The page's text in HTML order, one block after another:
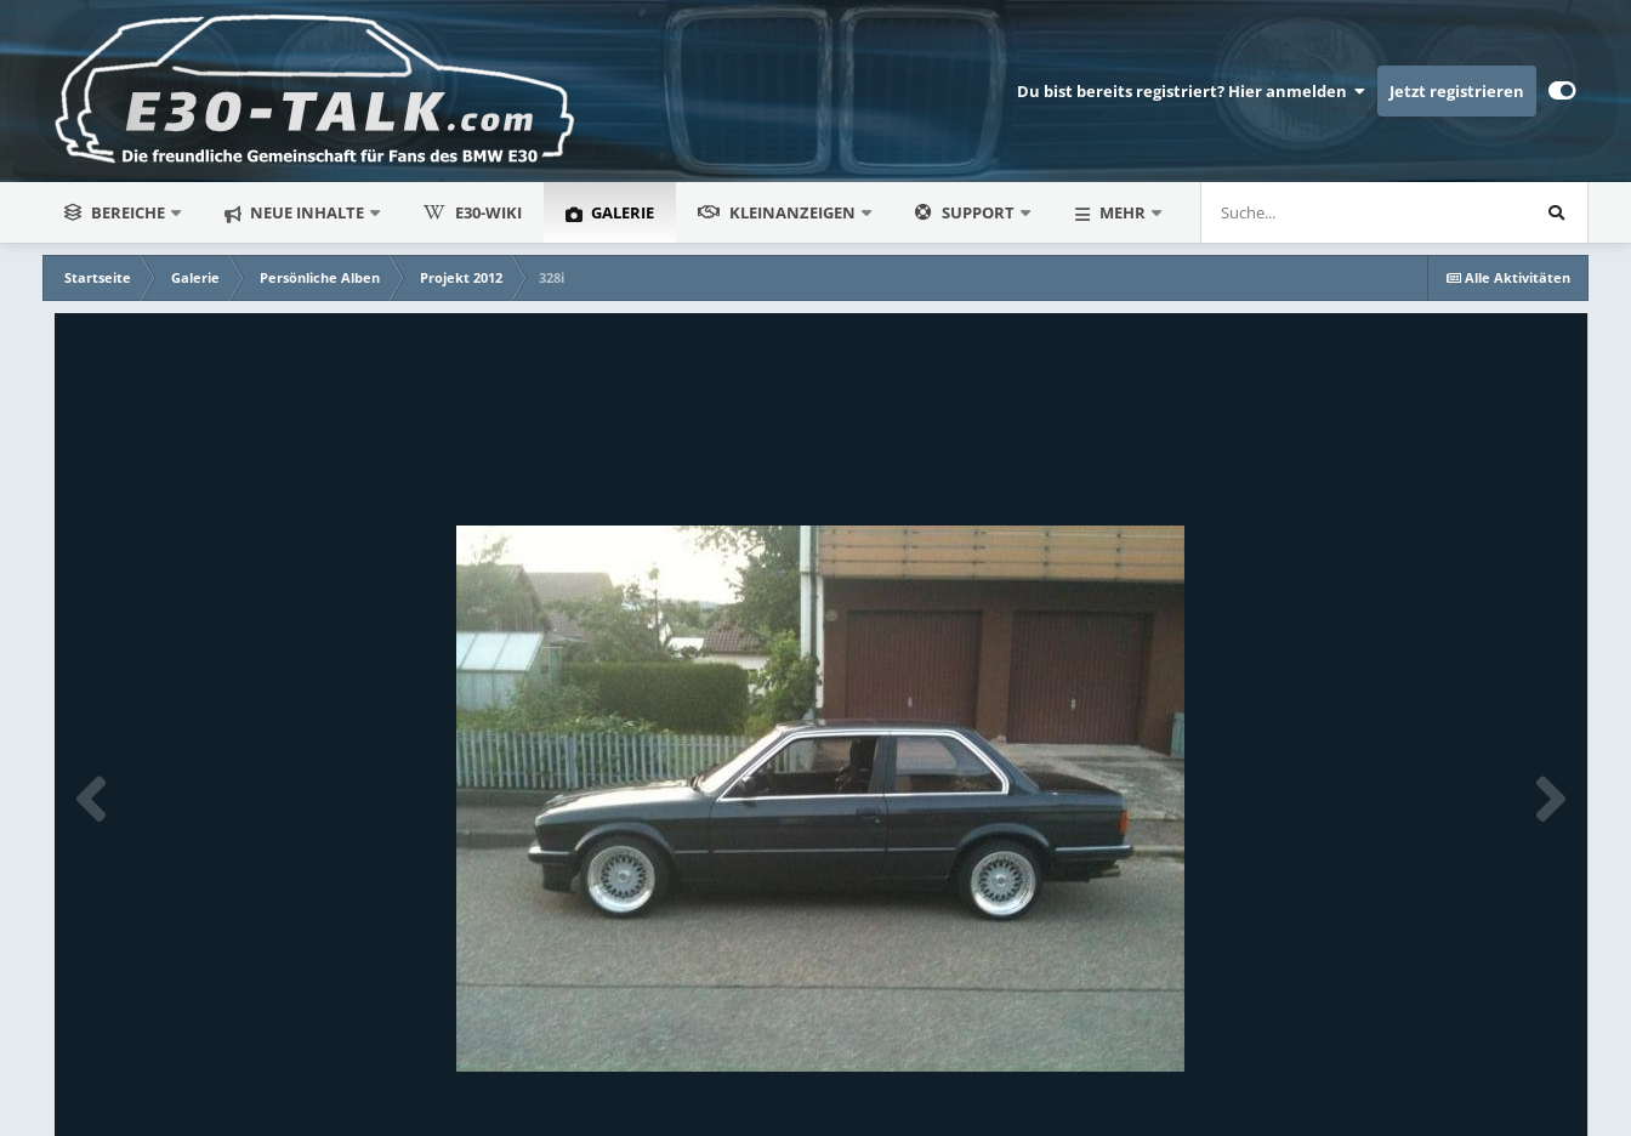
Du bist bereits registriert? Hier anmelden Jetzt registrieren
BEREICHE NEUE INHALTE E30-WIKI GALERIE KLEINANZEIGEN SUPPORT MEHR
Alle Aktivitäten
Startseite Galerie Persönliche Alben Projekt 2012 328i